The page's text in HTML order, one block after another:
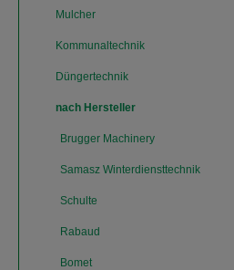
Mulcher
Kommunaltechnik
Düngertechnik
nach Hersteller
Brugger Machinery
Samasz Winterdiensttechnik
Schulte
Rabaud
Bomet